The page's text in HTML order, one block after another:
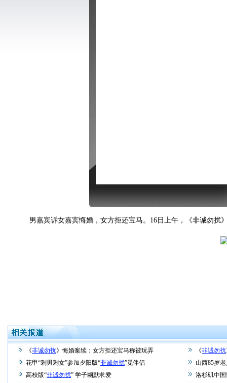
男嘉宾诉女嘉宾悔婚，女方拒还宝马。16日上午，《非诚勿扰
《非诚勿扰》悔婚案续：女方拒还宝马称被玩弄 《非诚勿扰
花甲“剩男剩女”参加夕阳版“非诚勿扰”觅伴侣
山西85岁
高校版“非诚勿扰” 学子幽默求爱
洛杉矶中